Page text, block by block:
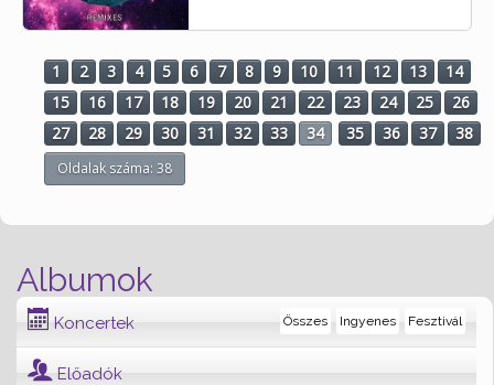
Albumok
Koncertek Fesztivál
Ingyenes
Összes
Előadók
1 2 3 4 5 6 7 8 9 10 11 12 13
14
15
16 17 18 19 20 21 22 23 24 25
26
27
28 29 30 31 32 33 34 35 36 37 38
Oldalak száma: 38